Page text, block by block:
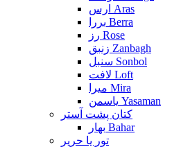
ارس Aras
بررا Berra
رز Rose
زنبق Zanbagh
سنبل Sonbol
لافت Loft
میرا Mira
یاسمن Yasaman
کتان پشت آستر
بهار Bahar
تور یا حریر